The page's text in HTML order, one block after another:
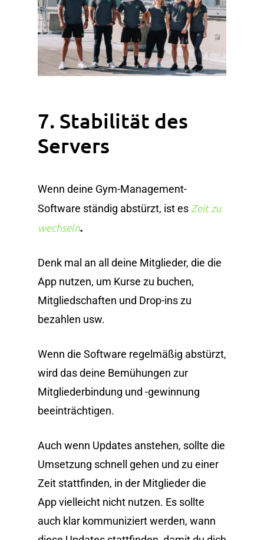
7. Stabilität des
Servers
Wenn deine Gym-Management-
Software ständig abstürzt, ist es Zeit zu
wechseln.
Denk mal an all deine Mitglieder, die die
App nutzen, um Kurse zu buchen,
Mitgliedschaften und Drop-ins zu
bezahlen usw.
Wenn die Software regelmäßig abstürzt,
wird das deine Bemühungen zur
Mitgliederbindung und -gewinnung
beeinträchtigen.
Auch wenn Updates anstehen, sollte die
Umsetzung schnell gehen und zu einer
Zeit stattfinden, in der Mitglieder die
App vielleicht nicht nutzen. Es sollte
auch klar kommuniziert werden, wann